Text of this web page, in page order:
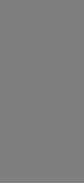
zasluguje
DOMKÓW